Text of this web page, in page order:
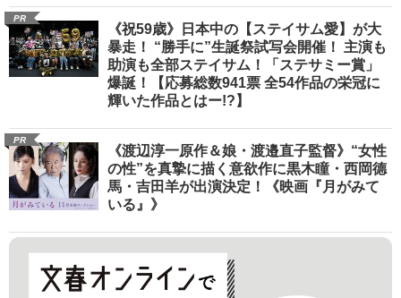
PR
《祝59歳》日本中の【ステイサム愛】が大
暴走！ “勝手に”生誕祭試写会開催！ 主演も
助演も全部ステイサム！「ステサミー賞」
爆誕！【応募総数941票 全54作品の栄冠に
輝いた作品とはー!?】
PR
《渡辺淳一原作＆娘・渡邉直子監督》“女性
の性”を真摯に描く意欲作に黒木瞳・西岡德
馬・吉田羊が出演決定！《映画『月がみて
いる』》